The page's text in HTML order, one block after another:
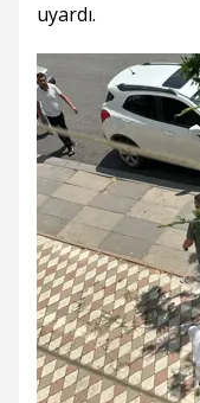
uyardı.